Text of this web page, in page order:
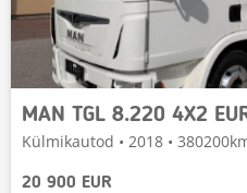
Külmikautod • 2018 •
20 900 EUR